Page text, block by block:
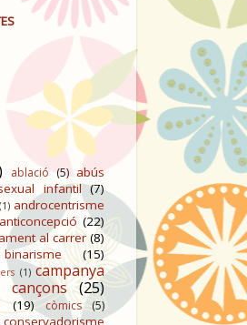
ablació (5) abús
infantil (7)
(1) androcentrisme
anticoncepció (22)
al carrer (8)
binarisme (15)
(1) campanya
cançons (25)
(19) còmics (5)
conservadorisme